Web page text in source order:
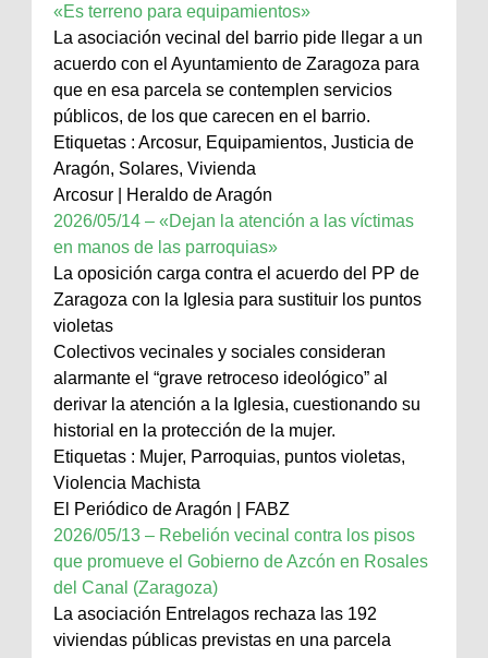
«Es terreno para equipamientos»
La asociación vecinal del barrio pide llegar a un
acuerdo con el Ayuntamiento de Zaragoza para
que en esa parcela se contemplen servicios
públicos, de los que carecen en el barrio.
Etiquetas : Arcosur, Equipamientos, Justicia de
Aragón, Solares, Vivienda
Arcosur | Heraldo de Aragón
2026/05/14 – «Dejan la atención a las víctimas
en manos de las parroquias»
La oposición carga contra el acuerdo del PP de
Zaragoza con la Iglesia para sustituir los puntos
violetas
Colectivos vecinales y sociales consideran
alarmante el “grave retroceso ideológico” al
derivar la atención a la Iglesia, cuestionando su
historial en la protección de la mujer.
Etiquetas : Mujer, Parroquias, puntos violetas,
Violencia Machista
El Periódico de Aragón | FABZ
2026/05/13 – Rebelión vecinal contra los pisos
que promueve el Gobierno de Azcón en Rosales
del Canal (Zaragoza)
La asociación Entrelagos rechaza las 192
viviendas públicas previstas en una parcela